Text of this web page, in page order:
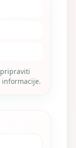
informacije.